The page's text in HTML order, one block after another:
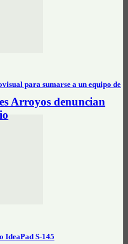
para sumarse a un equipo de
IdeaPad S-145
Arroyos denuncian